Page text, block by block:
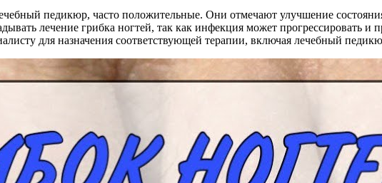
педикюр, часто положительные. Они отмечают улучшение
лечение грибка ногтей, так как инфекция может прогрессировать
для назначения соответствующей терапии, включая лечебный